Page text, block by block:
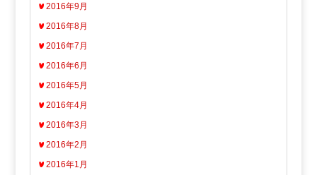
2016年9月
2016年8月
2016年7月
2016年6月
2016年5月
2016年4月
2016年3月
2016年2月
2016年1月